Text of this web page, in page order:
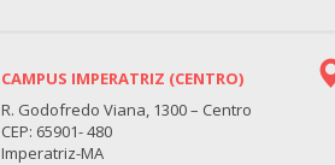
CAMPUS IMPERATRIZ (CENTRO)
R. Godofredo Viana, 1300 – Centro
CEP: 65901- 480
Imperatriz-MA